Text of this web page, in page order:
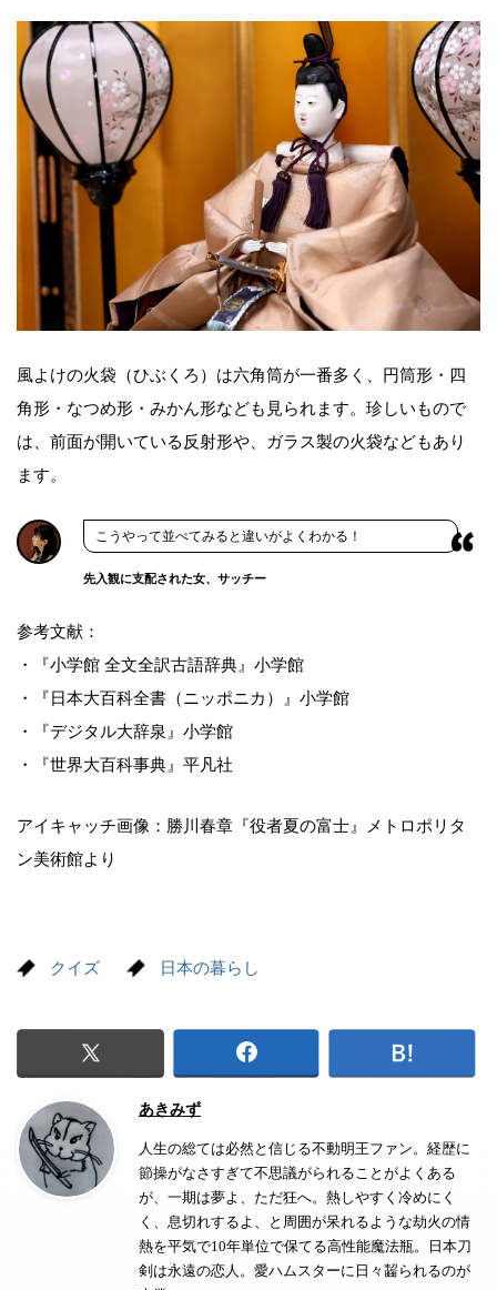
風よけの火袋（ひぶくろ）は六角筒が一番多く、円筒形・四
角形・なつめ形・みかん形なども見られます。珍しいもので
は、前面が開いている反射形や、ガラス製の火袋などもあり
ます。
こうやって並べてみると違いがよくわかる！
先入観に支配された女、サッチー
参考文献：
・『小学館 全文全訳古語辞典』小学館
・『日本大百科全書（ニッポニカ）』小学館
・『デジタル大辞泉』小学館
・『世界大百科事典』平凡社
アイキャッチ画像：勝川春章『役者夏の富士』メトロポリタ
ン美術館より
クイズ 日本の暮らし
あきみず
人生の総ては必然と信じる不動明王ファン。経歴に
節操がなさすぎて不思議がられることがよくある
が、一期は夢よ、ただ狂へ。熱しやすく冷めにく
く、息切れするよ、と周囲が呆れるような劫火の情
熱を平気で10年単位で保てる高性能魔法瓶。日本刀
剣は永遠の恋人。愛ハムスターに日々齧られるのが